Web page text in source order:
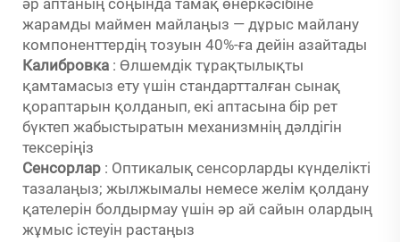
жарамды маймен майлаңыз — дұрыс майлану
компоненттердің тозуын 40%-ға дейін азайтады
Калибровка : Өлшемдік тұрақтылықты
қамтамасыз ету үшін стандартталған сынақ
қораптарын қолданып, екі аптасына бір рет
бүктеп жабыстыратын механизмнің дәлдігін
тексеріңіз
Сенсорлар : Оптикалық сенсорларды күнделікті
тазалаңыз; жылжымалы немесе желім қолдану
қателерін болдырмау үшін әр ай сайын олардың
жұмыс істеуін растаңыз